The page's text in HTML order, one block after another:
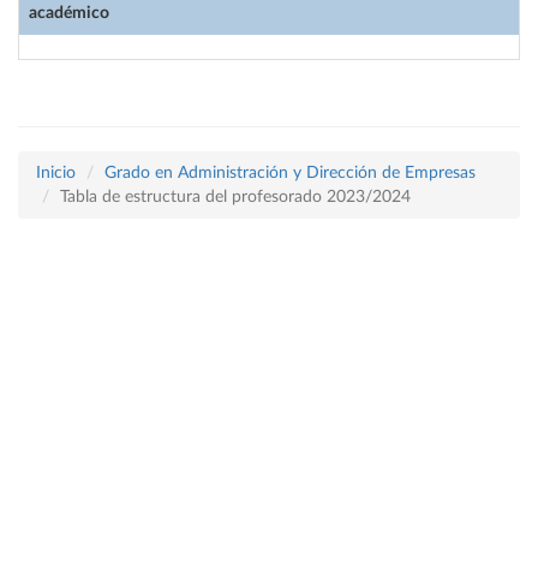
académico
Inicio
Grado en Administración y Dirección de Empresas
Tabla de estructura del profesorado 2023/2024